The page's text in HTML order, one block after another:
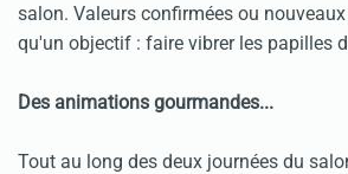
salon. Valeurs confirmées ou
qu'un objectif : faire vibrer les papilles
Des animations gourmandes...
Tout au long des deux journées du